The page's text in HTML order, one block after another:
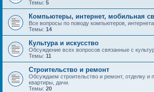
Темы: 5
Компьютеры, интернет, мобильная
Все вопросы по поводу компьютеров,
Темы: 14
Культура и искусство
Обсуждение всех вопросов связанные с
Темы: 11
Строительство и ремонт
Обсуждаем строительство и ремонт, отделку и
квартиры, дачи.
Темы: 20